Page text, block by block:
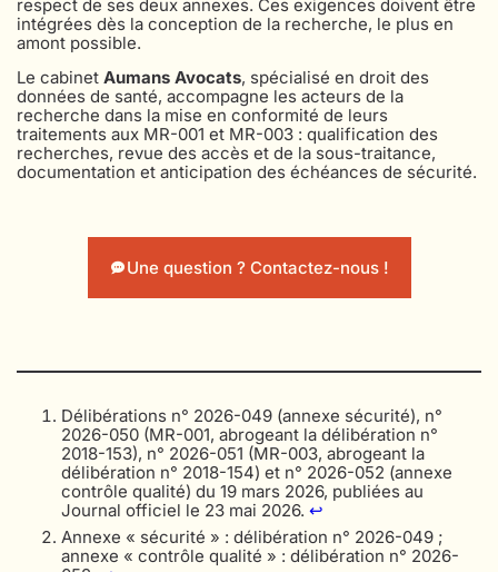
respect de ses deux annexes. Ces exigences doivent être
intégrées dès la conception de la recherche, le plus en
amont possible.
Le cabinet Aumans Avocats, spécialisé en droit des
données de santé, accompagne les acteurs de la
recherche dans la mise en conformité de leurs
traitements aux MR-001 et MR-003 : qualification des
recherches, revue des accès et de la sous-traitance,
documentation et anticipation des échéances de sécurité.
Une question ? Contactez-nous !
Délibérations n° 2026-049 (annexe sécurité), n°
2026-050 (MR-001, abrogeant la délibération n°
2018-153), n° 2026-051 (MR-003, abrogeant la
délibération n° 2018-154) et n° 2026-052 (annexe
contrôle qualité) du 19 mars 2026, publiées au
Journal officiel le 23 mai 2026. ↩︎
Annexe « sécurité » : délibération n° 2026-049 ;
annexe « contrôle qualité » : délibération n° 2026-